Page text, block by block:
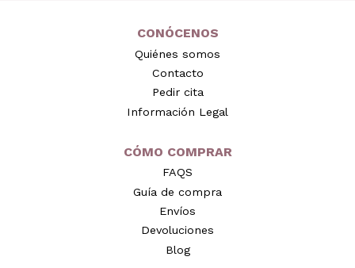
CONÓCENOS
Quiénes somos
Contacto
Pedir cita
Información Legal
CÓMO COMPRAR
FAQS
Guía de compra
Envíos
Devoluciones
Blog